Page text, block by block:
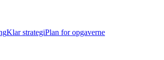
Klar strategiPlan for opgaverne